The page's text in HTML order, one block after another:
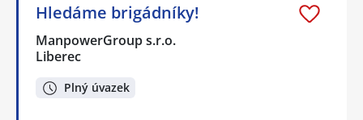
Hledáme brigádníky!
ManpowerGroup s.r.o.
Liberec
Plný úvazek